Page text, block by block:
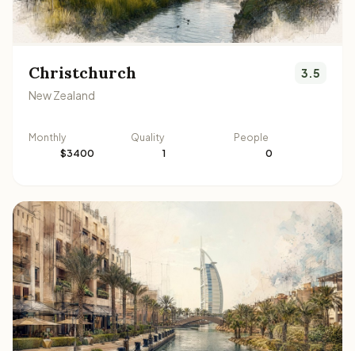
Christchurch
New Zealand
3.5
Monthly
$3400
Quality
1
People
0